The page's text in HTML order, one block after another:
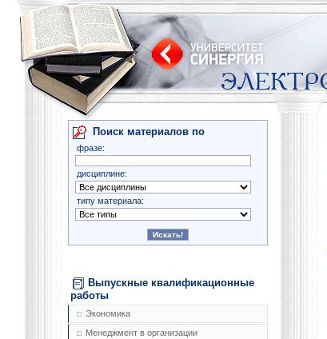
Поиск материалов по
фразе:
дисциплине:
типу материала:
Выпускные квалификационные
работы
Экономика
Менеджмент в организации